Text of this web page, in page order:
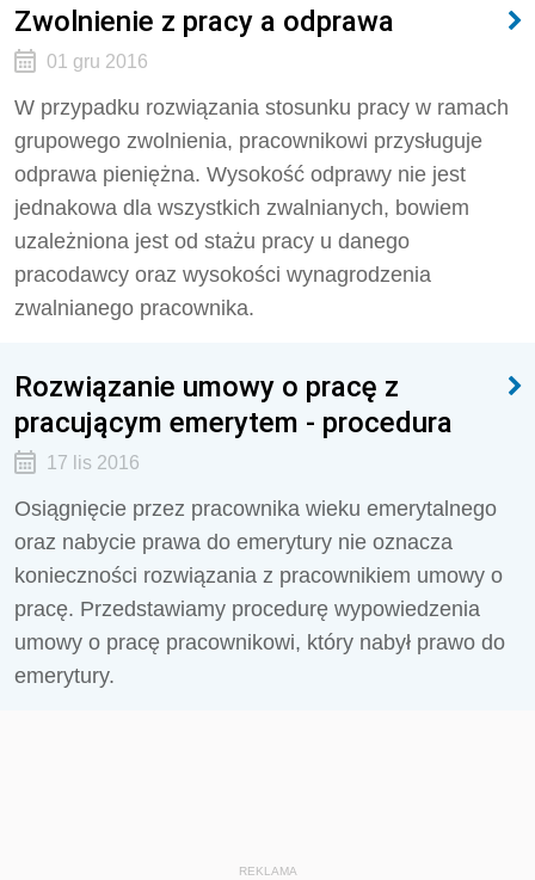
Zwolnienie z pracy a odprawa
01 gru 2016
W przypadku rozwiązania stosunku pracy w ramach
grupowego zwolnienia, pracownikowi przysługuje
odprawa pieniężna. Wysokość odprawy nie jest
jednakowa dla wszystkich zwalnianych, bowiem
uzależniona jest od stażu pracy u danego
pracodawcy oraz wysokości wynagrodzenia
zwalnianego pracownika.
Rozwiązanie umowy o pracę z
pracującym emerytem - procedura
17 lis 2016
Osiągnięcie przez pracownika wieku emerytalnego
oraz nabycie prawa do emerytury nie oznacza
konieczności rozwiązania z pracownikiem umowy o
pracę. Przedstawiamy procedurę wypowiedzenia
umowy o pracę pracownikowi, który nabył prawo do
emerytury.
REKLAMA